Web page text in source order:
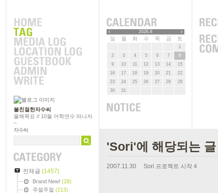
불친절한자수씨
올해목표 // 10월 어학연수 떠나자
~
자수씨
전체글 (1457)
Brand New! (28)
주절주절 (213)
2026.8
일 월 화 수 목 금 토
1
2
3 4 5 6 7
8
9
10 11 12 13 14
15
16
17 18 19 20 21
22
23
24 25 26 27 28
29
30
31
'Sori'에 해당되는
2007.11.30 Sori 프로젝트 시작 4